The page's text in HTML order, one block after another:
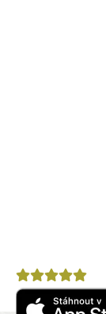
Hodnocení